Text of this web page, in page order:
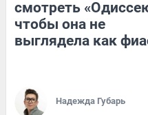
смотреть
чтобы она не
выглядела как
Надежда Губарь